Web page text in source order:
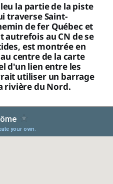
la partie de la piste
traverse Saint-
de fer Québec et
autrefois au CN de se
est montrée en
centre de la carte
d'un lien entre les
utiliser un barrage
rivière du Nord.